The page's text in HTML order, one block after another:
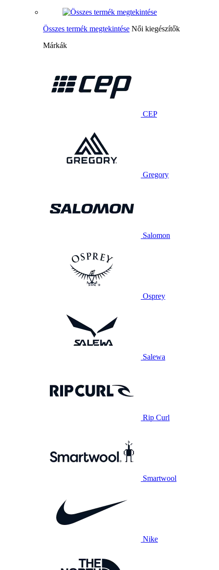
Összes termék megtekintése Női kiegészítők
Márkák
CEP
Gregory
Salomon
Osprey
Salewa
Rip Curl
Smartwool
Nike